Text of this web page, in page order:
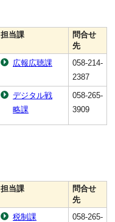
担当課
問合せ
先
広報広聴課
058-214-
2387
デジタル戦
略課
058-265-
3909
担当課
問合せ
先
税制課
058-265-